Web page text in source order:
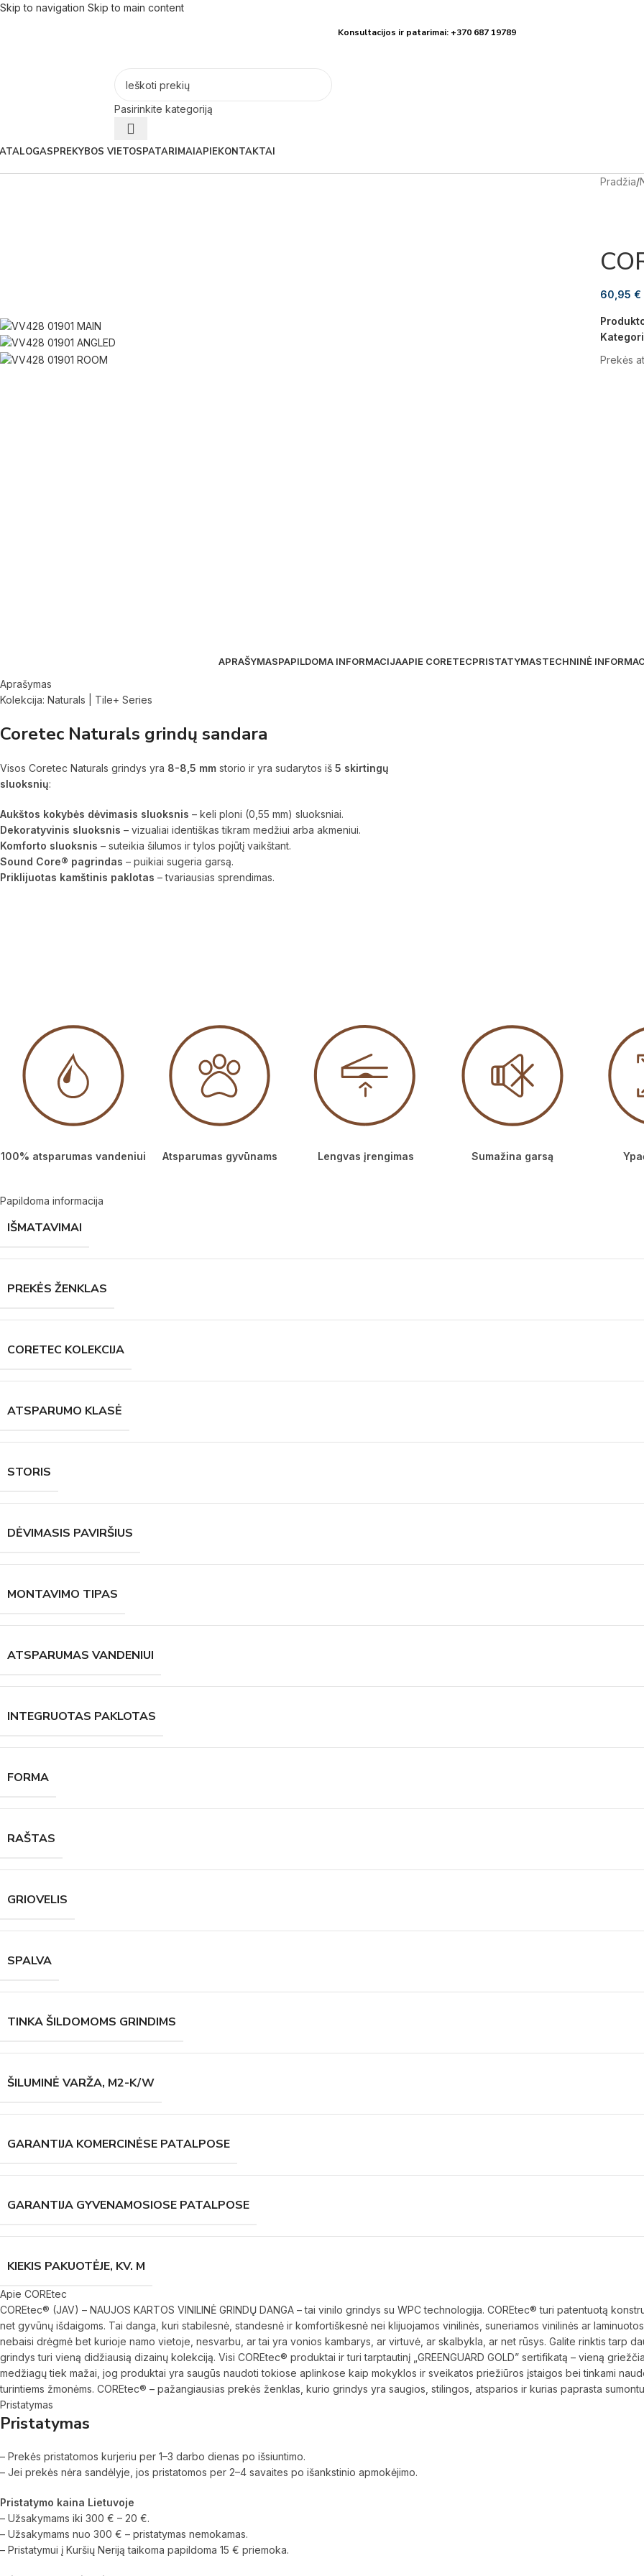
Skip to navigation Skip to main content
Konsultacijos ir patarimai: +370 687 19789
Pasirinkite kategoriją
PREKYBOS VIETOSPATARIMAIAPIEKONTAKTAI
Pradžia/
60,95 €
Prekės
APRAŠYMASPAPILDOMA INFORMACIJAAPIE CORETECPRISTATYMASTECHNINĖ
Aprašymas
Kolekcija: Naturals | Tile+ Series
Coretec Naturals grindų sandara
Visos Coretec Naturals grindys yra 8-8,5 mm storio ir yra sudarytos iš 5 skirtingų
sluoksnių:
Aukštos kokybės dėvimasis sluoksnis – keli ploni (0,55 mm) sluoksniai.
Dekoratyvinis sluoksnis – vizualiai identiškas tikram medžiui arba akmeniui.
Komforto sluoksnis – suteikia šilumos ir tylos pojūtį vaikštant.
Sound Core® pagrindas – puikiai sugeria garsą.
Priklijuotas kamštinis paklotas – tvariausias sprendimas.
100% atsparumas vandeniui Atsparumas gyvūnams Lengvas įrengimas Sumažina garsą
Papildoma informacija
IŠMATAVIMAI
PREKĖS ŽENKLAS
CORETEC KOLEKCIJA
ATSPARUMO KLASĖ
STORIS
DĖVIMASIS PAVIRŠIUS
MONTAVIMO TIPAS
ATSPARUMAS VANDENIUI
INTEGRUOTAS PAKLOTAS
FORMA
RAŠTAS
GRIOVELIS
SPALVA
TINKA ŠILDOMOMS GRINDIMS
ŠILUMINĖ VARŽA, M2-K/W
GARANTIJA KOMERCINĖSE PATALPOSE
GARANTIJA GYVENAMOSIOSE PATALPOSE
KIEKIS PAKUOTĖJE, KV. M
Apie COREtec
COREtec® (JAV) – NAUJOS KARTOS VINILINĖ GRINDŲ DANGA – tai vinilo grindys su WPC technologija. COREtec® turi patentuotą
net gyvūnų išdaigoms. Tai danga, kuri stabilesnė, standesnė ir komfortiškesnė nei klijuojamos vinilinės, suneriamos vinilinės ar
nebaisi drėgmė bet kurioje namo vietoje, nesvarbu, ar tai yra vonios kambarys, ar virtuvė, ar skalbykla, ar net rūsys. Galite rinktis tarp
grindys turi vieną didžiausią dizainų kolekciją. Visi COREtec® produktai ir turi tarptautinį „GREENGUARD GOLD” sertifikatą – vieną
medžiagų tiek mažai, jog produktai yra saugūs naudoti tokiose aplinkose kaip mokyklos ir sveikatos priežiūros įstaigos bei tinkami
turintiems žmonėms. COREtec® – pažangiausias prekės ženklas, kurio grindys yra saugios, stilingos, atsparios ir kurias paprasta
Pristatymas
Pristatymas
– Prekės pristatomos kurjeriu per 1–3 darbo dienas po išsiuntimo.
– Jei prekės nėra sandėlyje, jos pristatomos per 2–4 savaites po išankstinio apmokėjimo.
Pristatymo kaina Lietuvoje
– Užsakymams iki 300 € – 20 €.
– Užsakymams nuo 300 € – pristatymas nemokamas.
– Pristatymui į Kuršių Neriją taikoma papildoma 15 € priemoka.